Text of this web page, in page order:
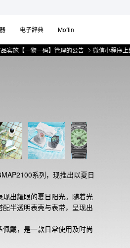
电子辞典 Moflin
一物一码】管理的公告 微信小程序上线售后
系列，现推出以夏日
出耀眼的夏日阳光。随着光
半透明表壳与表带，呈现出
戴，是一款日常使用及时尚